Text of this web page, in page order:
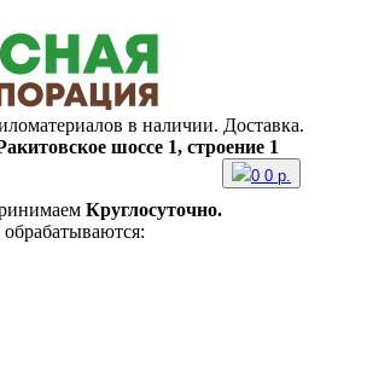
в наличии. Доставка.
шоссе 1, строение 1
Круглосуточно.
0 0 р.